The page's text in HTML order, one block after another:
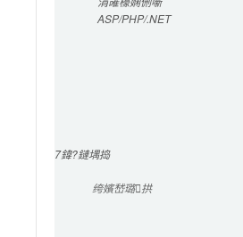
ASP/PHP/.NET
7鍏?鏈堣捣
绔嬪嵆璐拱